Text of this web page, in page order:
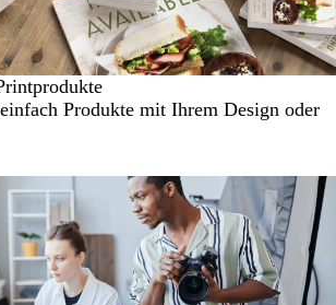
Produkte mit Ihrem Design oder